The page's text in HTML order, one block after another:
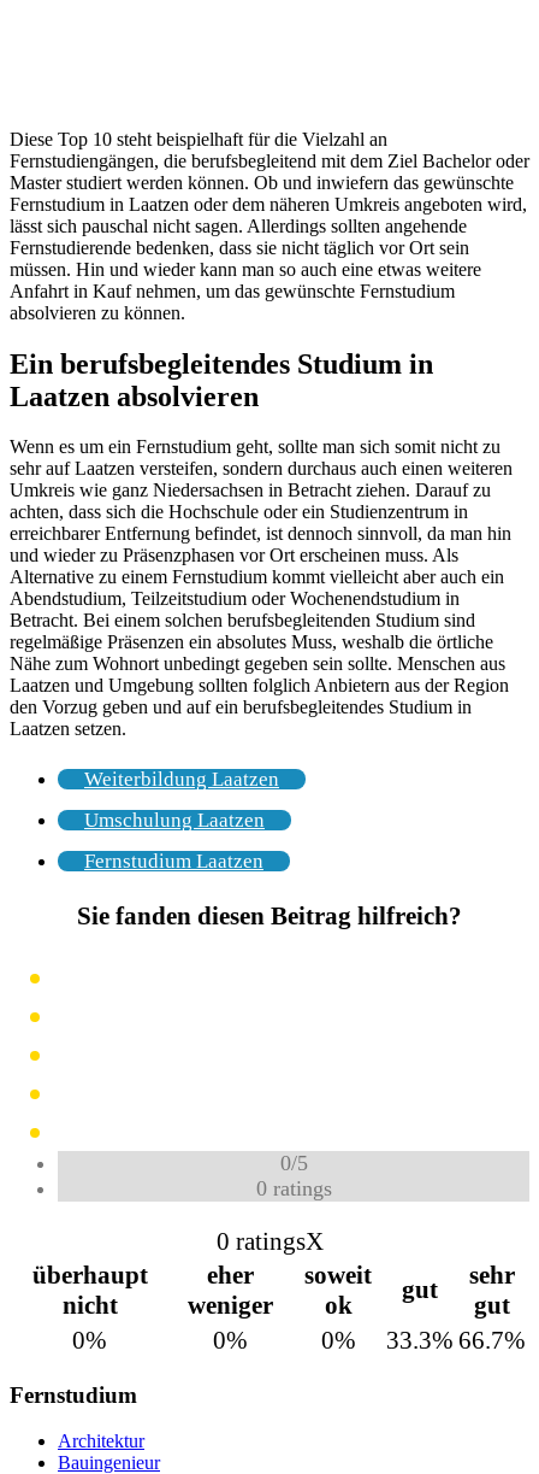
Diese Top 10 steht beispielhaft für die Vielzahl an
Fernstudiengängen, die berufsbegleitend mit dem Ziel Bachelor oder
Master studiert werden können. Ob und inwiefern das gewünschte
Fernstudium in Laatzen oder dem näheren Umkreis angeboten wird,
lässt sich pauschal nicht sagen. Allerdings sollten angehende
Fernstudierende bedenken, dass sie nicht täglich vor Ort sein
müssen. Hin und wieder kann man so auch eine etwas weitere
Anfahrt in Kauf nehmen, um das gewünschte Fernstudium
absolvieren zu können.
Ein berufsbegleitendes Studium in
Laatzen absolvieren
Wenn es um ein Fernstudium geht, sollte man sich somit nicht zu
sehr auf Laatzen versteifen, sondern durchaus auch einen weiteren
Umkreis wie ganz Niedersachsen in Betracht ziehen. Darauf zu
achten, dass sich die Hochschule oder ein Studienzentrum in
erreichbarer Entfernung befindet, ist dennoch sinnvoll, da man hin
und wieder zu Präsenzphasen vor Ort erscheinen muss. Als
Alternative zu einem Fernstudium kommt vielleicht aber auch ein
Abendstudium, Teilzeitstudium oder Wochenendstudium in
Betracht. Bei einem solchen berufsbegleitenden Studium sind
regelmäßige Präsenzen ein absolutes Muss, weshalb die örtliche
Nähe zum Wohnort unbedingt gegeben sein sollte. Menschen aus
Laatzen und Umgebung sollten folglich Anbietern aus der Region
den Vorzug geben und auf ein berufsbegleitendes Studium in
Laatzen setzen.
Weiterbildung Laatzen
Umschulung Laatzen
Fernstudium Laatzen
Sie fanden diesen Beitrag hilfreich?
0/5
0ratings
0 ratingsX
überhaupt
nicht
eher
weniger
soweit
ok
gut
sehr
gut
0%
0% 0% 33.3% 66.7%
Fernstudium
Architektur
Bauingenieur